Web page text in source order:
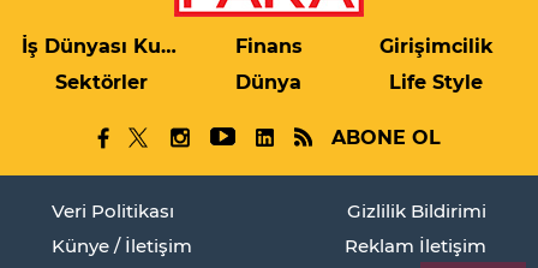
İş Dünyası Kulis Finans
Girişimcilik
Sektörler
Dünya Life Style
ABONE OL
Veri Politikası
Gizlilik Bildirimi
Künye / İletişim
Reklam İletişim